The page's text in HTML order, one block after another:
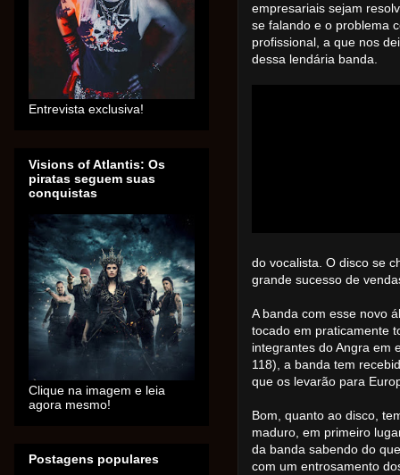
empresariais sejam
se falando e o problema
profissional, a que nos
dessa lendária banda.
do vocalista. O disco se
grande sucesso de
A banda com esse novo
tocado em praticamente
integrantes do Angra em
118), a banda tem
que os levarão para
Bom, quanto ao disco,
maduro, em primeiro
da banda sabendo do
com um entrosamento
Entrevista exclusiva!
Visions of Atlantis: Os
piratas seguem suas
conquistas
Clique na imagem e leia
agora mesmo!
Postagens populares